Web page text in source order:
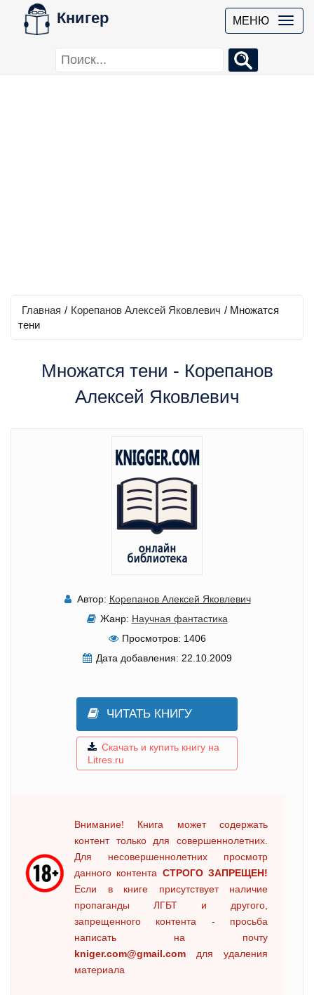
Книгер МЕНЮ
Главная / Корепанов Алексей Яковлевич / Множатся
тени
Множатся тени - Корепанов
Алексей Яковлевич
Автор: Корепанов Алексей Яковлевич
Жанр: Научная фантастика
Просмотров: 1406
Дата добавления: 22.10.2009
ЧИТАТЬ КНИГУ
Скачать и купить книгу на
Litres.ru
Внимание! Книга может содержать
контент только для совершеннолетних.
Для несовершеннолетних просмотр
данного контента СТРОГО ЗАПРЕЩЕН!
Если в книге присутствует наличие
пропаганды ЛГБТ и другого,
запрещенного контента - просьба
написать на почту
kniger.com@gmail.com для удаления
материала